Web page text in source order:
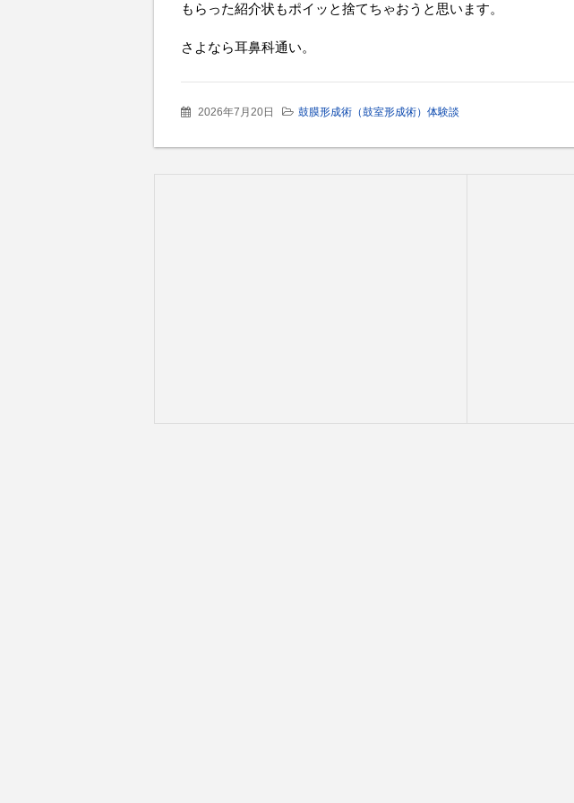
もらった紹介状もポイッと捨てちゃおうと思います。
さよなら耳鼻科通い。
2026年7月20日 鼓膜形成術（鼓室形成術）体験談